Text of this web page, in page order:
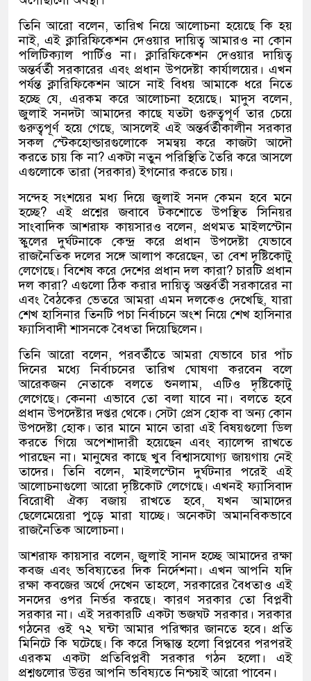
তিনি আরো বলেন, তারিখ নিয়ে আলোচনা হয়েছে কি হয়
নাই, এই ক্লারিফিকেশন দেওয়ার দায়িত্ব আমারও না কোন
পলিটিক্যাল পার্টিও না। ক্লারিফিকেশন দেওয়ার দায়িত্ব
অন্তর্বর্তী সরকারের এবং প্রধান উপদেষ্টা কার্যালয়ের। এখন
পর্যন্ত ক্লারিফিকেশন আসে নাই বিধয় আমাকে ধরে নিতে
হচ্ছে যে, এরকম করে আলোচনা হয়েছে। মাদুস বলেন,
জুলাই সনদটা আমাদের কাছে যতটা গুরুত্বপূর্ণ তার চেয়ে
গুরুত্বপূর্ণ হয়ে গেছে, আসলেই এই অন্তর্বর্তীকালীন সরকার
সকল স্টেকহোল্ডারগুলোকে সমন্বয় করে কাজটা আদৌ
করতে চায় কি না? একটা নতুন পরিস্থিতি তৈরি করে আসলে
এগুলোকে তারা (সরকার) ইগনোর করতে চায়।
সন্দেহ সংশয়ের মধ্য দিয়ে জুলাই সনদ কেমন হবে মনে
হচ্ছে? এই প্রশ্নের জবাবে টকশোতে উপস্থিত সিনিয়র
সাংবাদিক আশরাফ কায়সারও বলেন, প্রথমত মাইলস্টোন
স্কুলের দুর্ঘটনাকে কেন্দ্র করে প্রধান উপদেষ্টা যেভাবে
রাজনৈতিক দলের সঙ্গে আলাপ করেছেন, তা বেশ দৃষ্টিকোটু
লেগেছে। বিশেষ করে দেশের প্রধান দল কারা? চারটি প্রধান
দল কারা? এগুলো ঠিক করার দায়িত্ব অন্তর্বর্তী সরকারের না
এবং বৈঠকের ভেতরে আমরা এমন দলকেও দেখেছি, যারা
শেখ হাসিনার তিনটি পচা নির্বাচনে অংশ নিয়ে শেখ হাসিনার
ফ্যাসিবাদী শাসনকে বৈধতা দিয়েছিলেন।
তিনি আরো বলেন, পরবর্তীতে আমরা যেভাবে চার পাঁচ
দিনের মধ্যে নির্বাচনের তারিখ ঘোষণা করবেন বলে
আরেকজন নেতাকে বলতে শুনলাম, এটিও দৃষ্টিকোটু
লেগেছে। কেননা এভাবে তো বলা যাবে না। বলতে হবে
প্রধান উপদেষ্টার দপ্তর থেকে। সেটা প্রেস হোক বা অন্য কোন
উপদেষ্টা হোক। তার মানে মানে তারা এই বিষয়গুলো ডিল
করতে গিয়ে অপেশাদারী হয়েছেন এবং ব্যালেন্স রাখতে
পারছেন না। মানুষের কাছে খুব বিশ্বাসযোগ্য জায়গায় নেই
তাদের। তিনি বলেন, মাইলস্টোন দুর্ঘটনার পরেই এই
আলোচনাগুলো আরো দৃষ্টিকোট লেগেছে। এখনই ফ্যাসিবাদ
বিরোধী ঐক্য বজায় রাখতে হবে, যখন আমাদের
ছেলেমেয়েরা পুড়ে মারা যাচ্ছে। অনেকটা অমানবিকভাবে
রাজনৈতিক আলোচনা।
আশরাফ কায়সার বলেন, জুলাই সানদ হচ্ছে আমাদের রক্ষা
কবজ এবং ভবিষ্যতের দিক নির্দেশনা। এখন আপনি যদি
রক্ষা কবজের অর্থে দেখেন তাহলে, সরকারের বৈধতাও এই
সনদের ওপর নির্ভর করছে। কারণ সরকার তো বিপ্লবী
সরকার না। এই সরকারটি একটা ভজঘট সরকার। সরকার
গঠনের ওই ৭২ ঘন্টা আমার পরিষ্কার জানতে হবে। প্রতি
মিনিটে কি ঘটেছে। কি করে সিদ্ধান্ত হলো বিপ্লবের পরপরই
এরকম একটা প্রতিবিপ্লবী সরকার গঠন হলো। এই
প্রশ্নগুলোর উত্তর আপনি ভবিষ্যতে নিশ্চয়ই আরো পাবেন।